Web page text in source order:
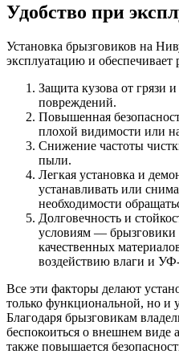
Удобство при
Установка брызговиков на
эксплуатацию и обеспечивает
Защита кузова от грязи
повреждений.
Повышенная
плохой видимости или
Снижение частоты
пыли.
Легкая установка и
устанавливать или
необходимости
Долговечность и
условиям — брызговики
качественных
воздействию влаги и
Все эти факторы делают
только функциональной, но и
Благодаря брызговикам
беспокоиться о внешнем виде
также повышается